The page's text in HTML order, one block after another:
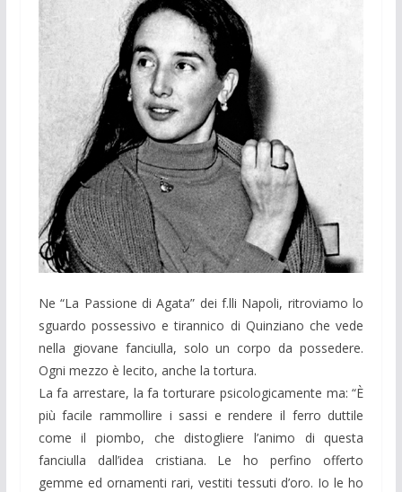
Ne “La Passione di Agata” dei f.lli Napoli, ritroviamo lo
sguardo possessivo e tirannico di Quinziano che vede
nella giovane fanciulla, solo un corpo da possedere.
Ogni mezzo è lecito, anche la tortura.
La fa arrestare, la fa torturare psicologicamente ma: “È
più facile rammollire i sassi e rendere il ferro duttile
come il piombo, che distogliere l’animo di questa
fanciulla dall’idea cristiana. Le ho perfino offerto
gemme ed ornamenti rari, vestiti tessuti d’oro. Io le ho